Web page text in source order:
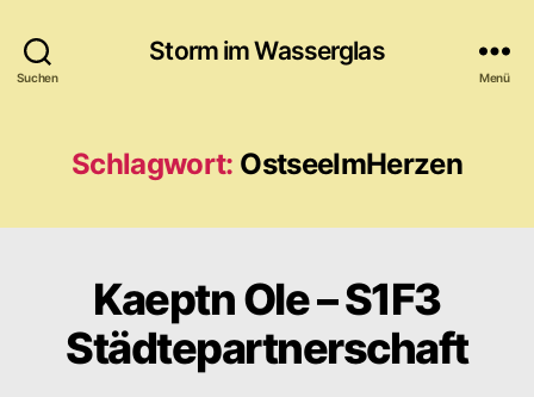
Suchen
Storm im Wasserglas
Menü
Schlagwort: OstseeImHerzen
Kaeptn Ole – S1F3
Städtepartnerschaft